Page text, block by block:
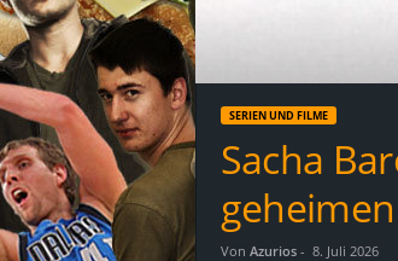
e
i
SERIEN UND FILME
Sacha
Von Azurios- 8. Juli 2026